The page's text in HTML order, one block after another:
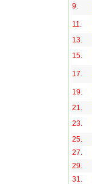
9.
11.
13.
15.
17.
19.
21.
23.
25.
27.
29.
31.